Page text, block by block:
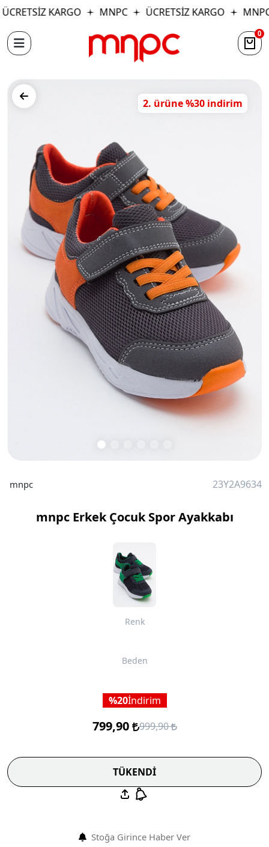
KARGO MNPC ÜCRETSİZ KARGO MNPC
0
2. ürüne %30 indirim
mnpc 23Y2A9634
mnpc Erkek Çocuk Spor Ayakkabı
Renk
Beden
20İndirim
799,90 999,90
TÜKENDİ
Stoğa Girince Haber Ver